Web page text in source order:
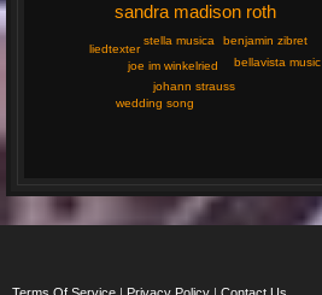
sandra madison roth
stella musica
joe im winkelried
benjamin zibret
johann strauss
liedtexter
bellavista music
wedding song